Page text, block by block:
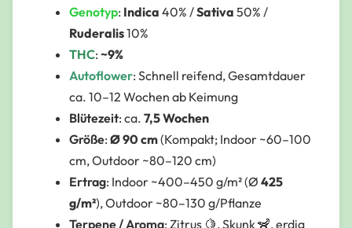
Genotyp: Indica 40% /Sativa 50% /
Ruderalis10%
THC: ~9%
Autoflower: Schnell reifend, Gesamtdauer
ca. 10–12 Wochen ab Keimung
Blütezeit: ca. 7,5 Wochen
Größe: Ø 90 cm(Kompakt; Indoor ~60–100
cm, Outdoor ~80–120 cm)
Ertrag: Indoor ~400–450 g/m² (Ø 425
g/m²), Outdoor ~80–130 g/Pflanze
Terpene / Aroma: Zitrus 🍋, Skunk 🦨, erdig